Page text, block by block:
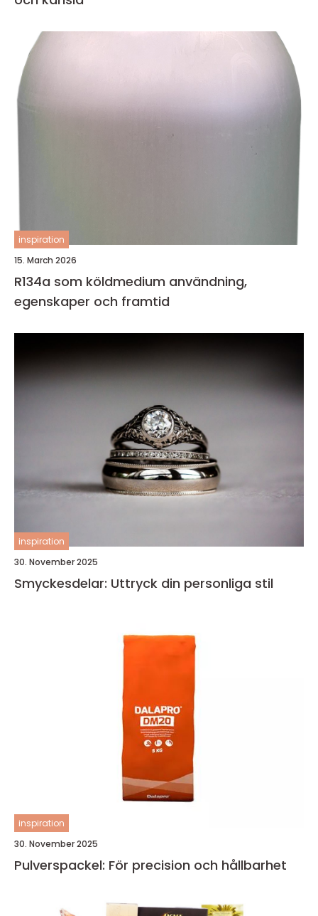
inspiration
15. March 2026
R134a som köldmedium användning,
egenskaper och framtid
inspiration
30. November 2025
Smyckesdelar: Uttryck din personliga stil
inspiration
30. November 2025
Pulverspackel: För precision och hållbarhet